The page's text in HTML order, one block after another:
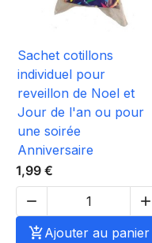
Sachet cotillons
individuel pour
reveillon de Noel et
Jour de l'an ou pour
une soirée
Anniversaire
1,99 €


Ajouter au panier